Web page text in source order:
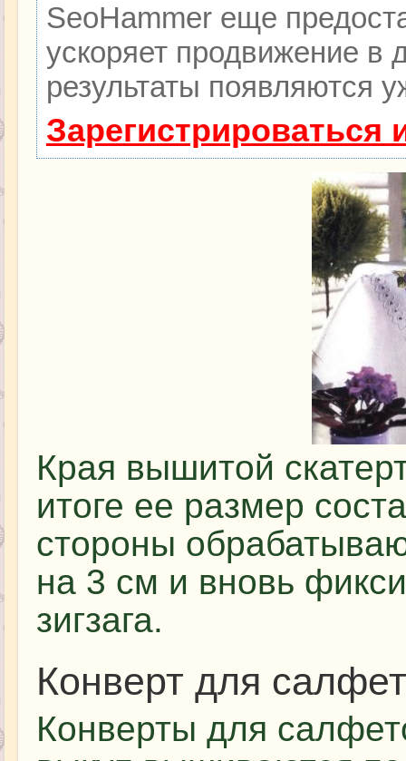
SeoHammer еще
ускоряет продвижение в
результаты появляются
Края вышитой
итоге ее размер
стороны
на 3 см и вновь
зигзага.
Конверт для
Конверты для